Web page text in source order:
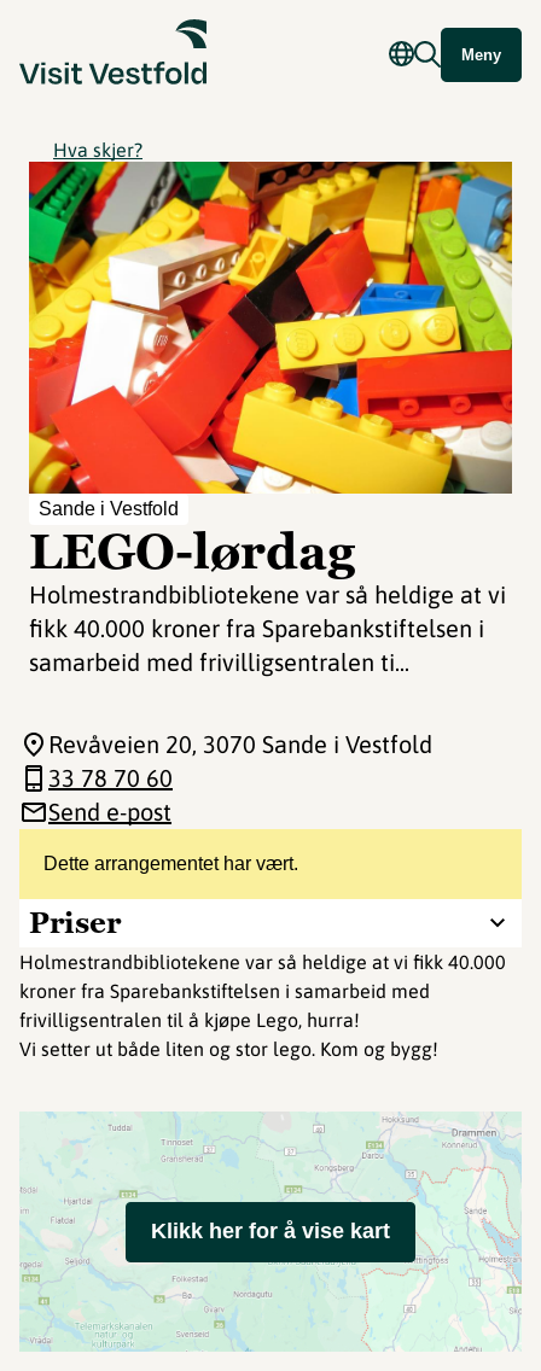
Meny
Hva skjer?
Sande i Vestfold
LEGO-lørdag
Holmestrandbibliotekene var så heldige at vi
fikk 40.000 kroner fra Sparebankstiftelsen i
samarbeid med frivilligsentralen ti...
Dette arrangementet har vært.
Priser
Holmestrandbibliotekene var så heldige at vi fikk 40.000
kroner fra Sparebankstiftelsen i samarbeid med
frivilligsentralen til å kjøpe Lego, hurra!
Vi setter ut både liten og stor lego. Kom og bygg!
Revåveien 20, 3070 Sande i Vestfold
33 78 70 60
Send e-post
Klikk her for å vise kart